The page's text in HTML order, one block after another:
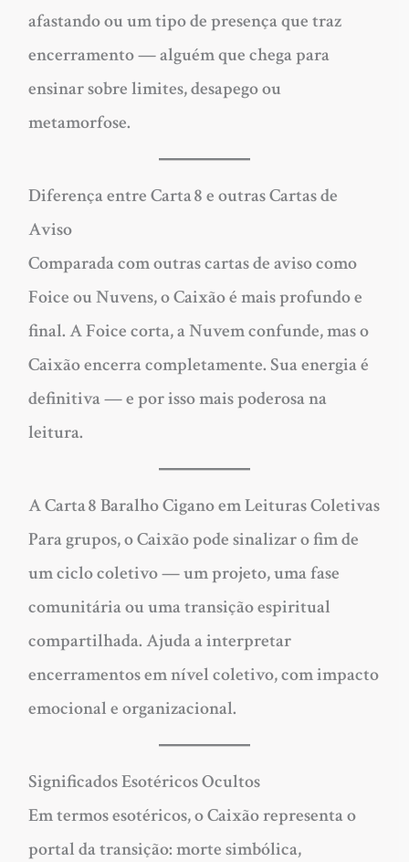
afastando ou um tipo de presença que traz
encerramento — alguém que chega para
ensinar sobre limites, desapego ou
metamorfose.
Diferença entre Carta 8 e outras Cartas de
Aviso
Comparada com outras cartas de aviso como
Foice ou Nuvens, o Caixão é mais profundo e
final. A Foice corta, a Nuvem confunde, mas o
Caixão encerra completamente. Sua energia é
definitiva — e por isso mais poderosa na
leitura.
A Carta 8 Baralho Cigano em Leituras Coletivas
Para grupos, o Caixão pode sinalizar o fim de
um ciclo coletivo — um projeto, uma fase
comunitária ou uma transição espiritual
compartilhada. Ajuda a interpretar
encerramentos em nível coletivo, com impacto
emocional e organizacional.
Significados Esotéricos Ocultos
Em termos esotéricos, o Caixão representa o
portal da transição: morte simbólica,